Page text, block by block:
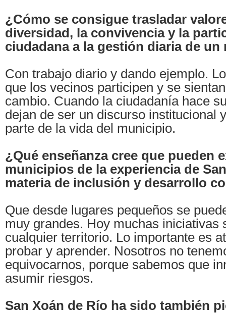
¿Cómo se consigue trasladar
diversidad, la convivencia y la
ciudadana a la gestión diaria de
Con trabajo diario y dando ejemplo.
que los vecinos participen y se
cambio. Cuando la ciudadanía hace
dejan de ser un discurso institucional
parte de la vida del municipio.
¿Qué enseñanza cree que pueden
municipios de la experiencia de
materia de inclusión y desarrollo
Que desde lugares pequeños se
muy grandes. Hoy muchas iniciativas
cualquier territorio. Lo importante es
probar y aprender. Nosotros no
equivocarnos, porque sabemos que
asumir riesgos.
San Xoán de Río ha sido también